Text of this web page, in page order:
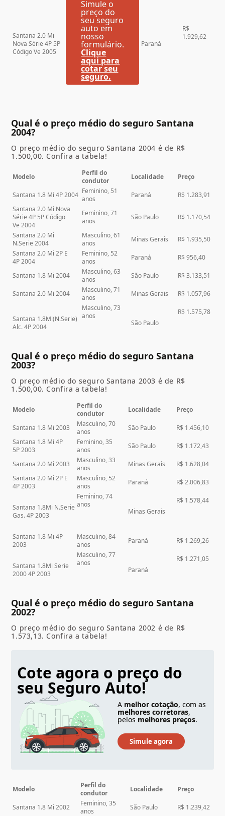
Santana 2.0 Mi
Nova Série 4P 5P
Código Ve 2005
Simule o
preço do
seu seguro
auto em
nosso
formulário.
Clique
aqui para
cotar seu
seguro.
Paraná
R$
1.929,62
Qual é o preço médio do seguro Santana
2004?
O preço médio do seguro Santana 2004 é de R$
1.500,00. Confira a tabela!
Modelo
Perfil do
condutor
Localidade Preço
Santana 1.8 Mi 4P 2004 Feminino, 51
anos
Paraná
R$ 1.283,91
Santana 2.0 Mi Nova
Série 4P 5P Código
Ve 2004
Feminino, 71
anos
São Paulo R$ 1.170,54
Santana 2.0 Mi
N.Serie 2004
Masculino, 61
anos
Minas Gerais
R$ 1.935,50
Santana 2.0 Mi 2P E
4P 2004
Feminino, 52
anos
Paraná R$ 956,40
Santana 1.8 Mi 2004
Masculino, 63
anos
São Paulo R$ 3.133,51
Santana 2.0 Mi 2004
Masculino, 71
anos
Minas Gerais R$ 1.057,96
Santana 1.8Mi(N.Serie)
Alc. 4P 2004
Masculino, 73
anos
São Paulo
R$ 1.575,78
Qual é o preço médio do seguro Santana
2003?
O preço médio do seguro Santana 2003 é de R$
1.500,00. Confira a tabela!
Modelo
Perfil do
condutor
Localidade Preço
Santana 1.8 Mi 2003
Masculino, 70
anos
São Paulo
R$ 1.456,10
Santana 1.8 Mi 4P
5P 2003
Feminino, 35
anos
São Paulo R$ 1.172,43
Santana 2.0 Mi 2003
Masculino, 33
anos
Minas Gerais
R$ 1.628,04
Santana 2.0 Mi 2P E
4P 2003
Masculino, 52
anos
Paraná R$ 2.006,83
Santana 1.8Mi N.Serie
Gas. 4P 2003
Feminino, 74
anos
Minas Gerais
R$ 1.578,44
Santana 1.8 Mi 4P
2003
Masculino, 84
anos
Paraná R$ 1.269,26
Santana 1.8Mi Serie
2000 4P 2003
Masculino, 77
anos
Paraná
R$ 1.271,05
Qual é o preço médio do seguro Santana
2002?
O preço médio do seguro Santana 2002 é de R$
1.573,13. Confira a tabela!
Cote agora o preço do
seu Seguro Auto!
A melhor cotação, com as
melhores corretoras,
pelos melhores preços.
Modelo
Perfil do
condutor
Localidade Preço
Santana 1.8 Mi 2002
Feminino, 35
anos
São Paulo
R$ 1.239,42